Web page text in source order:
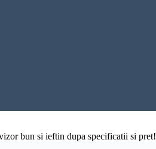
bun si ieftin dupa specificatii si pret!